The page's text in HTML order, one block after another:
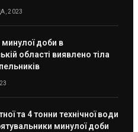
2023
доби в
області виявлено тіла
та 4 тонни технічної води
минулої доби